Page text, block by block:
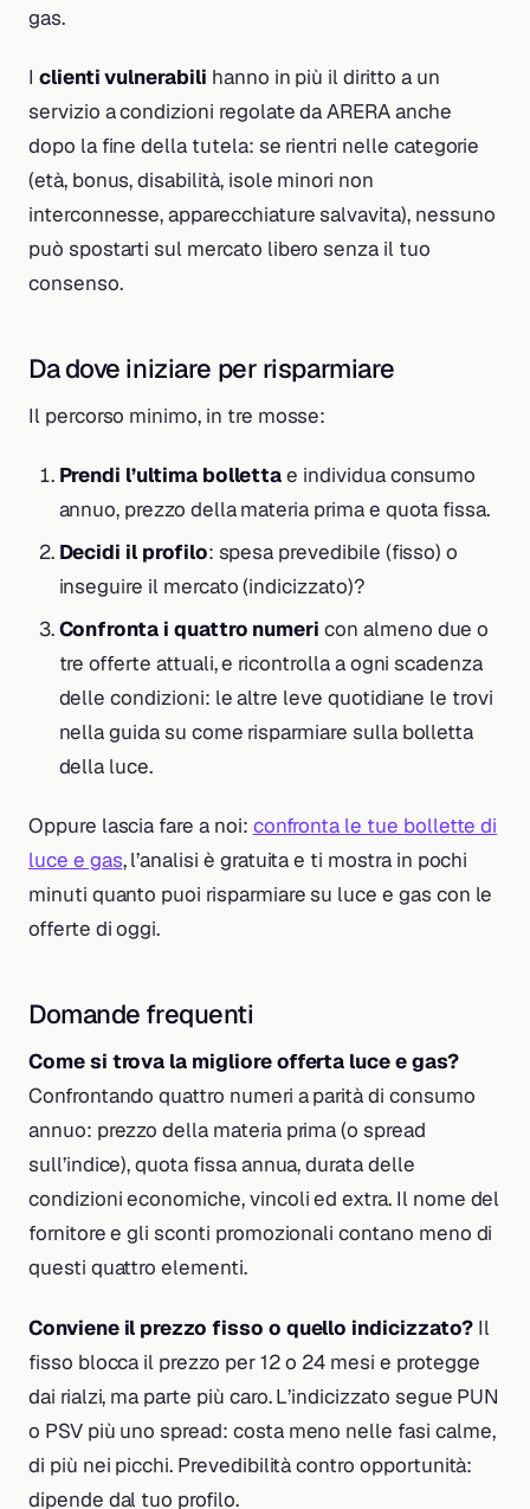
gas.
I clienti vulnerabili hanno in più il diritto a un
servizio a condizioni regolate da ARERA anche
dopo la fine della tutela: se rientri nelle categorie
(età, bonus, disabilità, isole minori non
interconnesse, apparecchiature salvavita), nessuno
può spostarti sul mercato libero senza il tuo
consenso.
Da dove iniziare per risparmiare
Il percorso minimo, in tre mosse:
Prendi l’ultima bollettae individua consumo
annuo, prezzo della materia prima e quota fissa.
Decidi il profilo: spesa prevedibile (fisso) o
inseguire il mercato (indicizzato)?
Confronta i quattro numeri con almeno due o
tre offerte attuali, e ricontrolla a ogni scadenza
delle condizioni: le altre leve quotidiane le trovi
nella guida su come risparmiare sulla bolletta
della luce.
Oppure lascia fare a noi: confronta le tue bollette di
luce e gas, l’analisi è gratuita e ti mostra in pochi
minuti quanto puoi risparmiare su luce e gas con le
offerte di oggi.
Domande frequenti
Come si trova la migliore offerta luce e gas?
Confrontando quattro numeri a parità di consumo
annuo: prezzo della materia prima (o spread
sull’indice), quota fissa annua, durata delle
condizioni economiche, vincoli ed extra. Il nome del
fornitore e gli sconti promozionali contano meno di
questi quattro elementi.
Conviene il prezzo fisso o quello indicizzato?Il
fisso blocca il prezzo per 12 o 24 mesi e protegge
dai rialzi, ma parte più caro. L’indicizzato segue PUN
o PSV più uno spread: costa meno nelle fasi calme,
di più nei picchi. Prevedibilità contro opportunità:
dipende dal tuo profilo.